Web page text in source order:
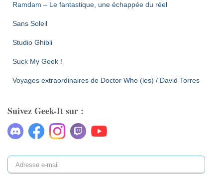
Ramdam – Le fantastique, une échappée du réel
Sans Soleil
Studio Ghibli
Suck My Geek !
Voyages extraordinaires de Doctor Who (les) / David Torres
Suivez Geek-It sur :